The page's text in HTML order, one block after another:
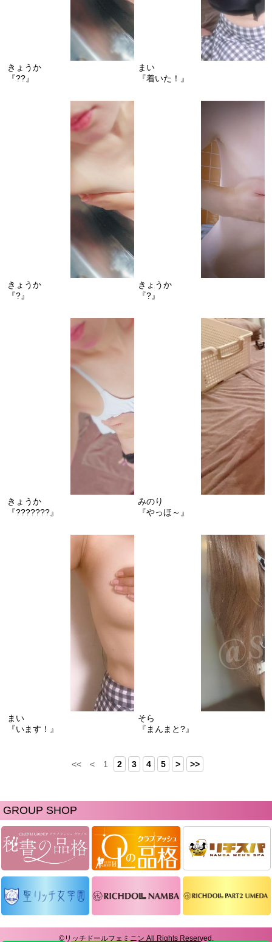
きょうか
『??』
まい
『着いた！』
きょうか
『?』
きょうか
『?』
きょうか
『???????』
みのり
『やっほ～』
まい
『います！』
そら
『まんまと?』
<< < 1 2 3 4 5 > >>
GROUP SHOP
©リッチドールフェミニン All Rights Reserved.